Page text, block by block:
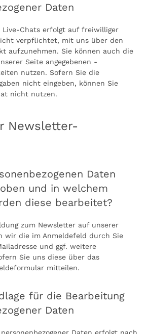
Daten
Live-Chats erfolgt auf freiwilliger
verpflichtet, mit uns über den
aufzunehmen. Sie können auch die
Seite angegebenen -
nutzen. Sofern Sie die
nicht eingeben, können Sie
nicht nutzen.
Newsletter-
Daten
und in welchem
diese bearbeitet?
zum Newsletter auf unserer
wir die im Anmeldefeld durch Sie
und ggf. weitere
Sie uns diese über das
mitteilen.
für die Bearbeitung
Daten